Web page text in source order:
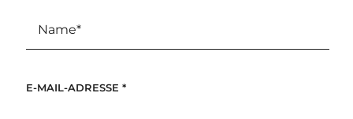
E-MAIL-ADRESSE *